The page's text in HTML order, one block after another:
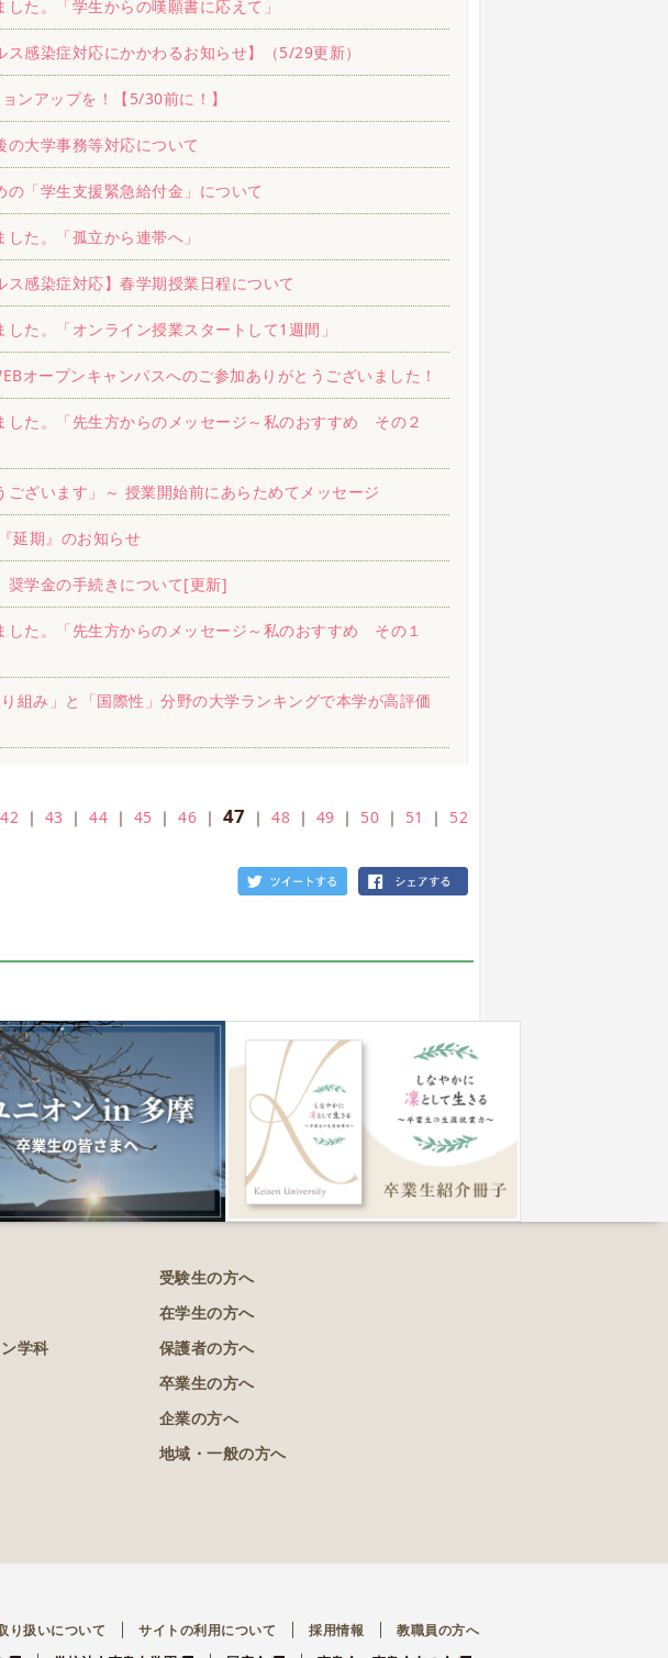
た。「学生からの嘆願書に応えて」
ス感染症対応にかかわるお知らせ】（5/29更新）
ンアップを！【5/30前に！】
の大学事務等対応について
の「学生支援緊急給付金」について
た。「孤立から連帯へ」
ス感染症対応】春学期授業日程について
た。「オンライン授業スタートして1週間」
オープンキャンパスへのご参加ありがとうございました！
した。「先生方からのメッセージ～私のおすすめ その２
ございます」～ 授業開始前にあらためてメッセージ
延期』のお知らせ
奨学金の手続きについて[更新]
した。「先生方からのメッセージ～私のおすすめ その１
り組み」と「国際性」分野の大学ランキングで本学が高評価
42 ｜ 43 ｜ 44 ｜ 45 ｜ 46 ｜ 47 ｜ 48 ｜ 49 ｜ 50 ｜ 51 ｜ 52
学科
受験生の方へ
在学生の方へ
保護者の方へ
卒業生の方へ
企業の方へ
地域・一般の方へ
り扱いについて サイトの利用について 採用情報
教職員の方へ